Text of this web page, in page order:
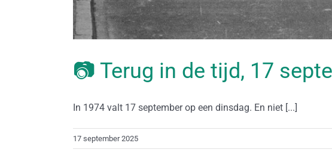
📷 Terug in de tijd, 17
In 1974 valt 17 september op een dinsdag. En niet [...]
17 september 2025